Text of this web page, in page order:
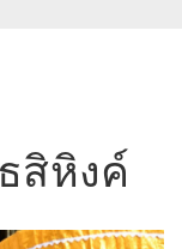
สิหิงค์